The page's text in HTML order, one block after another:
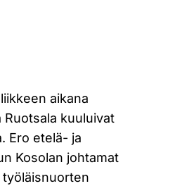
aikana
Ruotsala kuuluivat
Ero etelä- ja
Kosolan johtamat